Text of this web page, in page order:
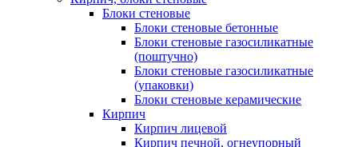
Блоки стеновые
Блоки стеновые бетонные
Блоки стеновые газосиликатные
(поштучно)
Блоки стеновые газосиликатные
(упаковки)
Блоки стеновые керамические
Кирпич
Кирпич лицевой
Кирпич печной, огнеупорный